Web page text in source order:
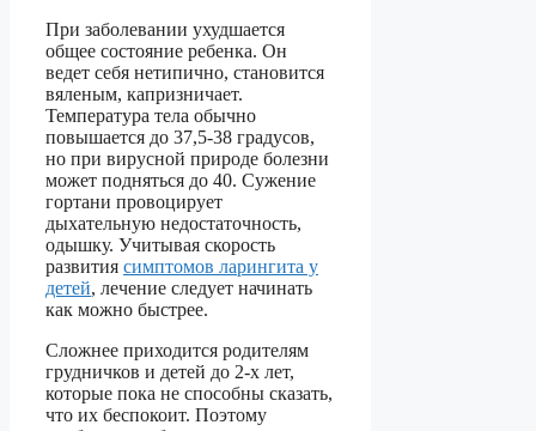
При заболевании ухудшается
общее состояние ребенка. Он
ведет себя нетипично, становится
вяленым, капризничает.
Температура тела обычно
повышается до 37,5-38 градусов,
но при вирусной природе болезни
может подняться до 40. Сужение
гортани провоцирует
дыхательную недостаточность,
одышку. Учитывая скорость
развития симптомов ларингита у
детей, лечение следует начинать
как можно быстрее.
Сложнее приходится родителям
грудничков и детей до 2-х лет,
которые пока не способны сказать,
что их беспокоит. Поэтому